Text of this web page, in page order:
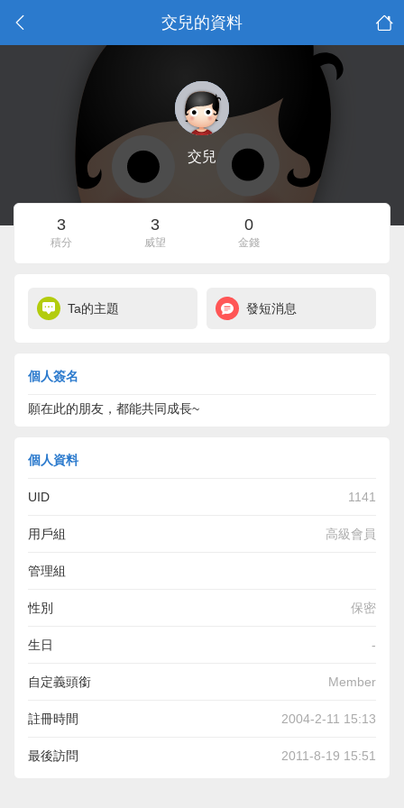
交兒的資料
交兒
3
積分
3
威望
0
金錢
Ta的主題 發短消息
個人簽名
願在此的朋友，都能共同成長~
個人資料
UID 1141
用戶組 高級會員
管理組
性別 保密
生日 -
自定義頭銜 Member
註冊時間 2004-2-11 15:13
最後訪問 2011-8-19 15:51